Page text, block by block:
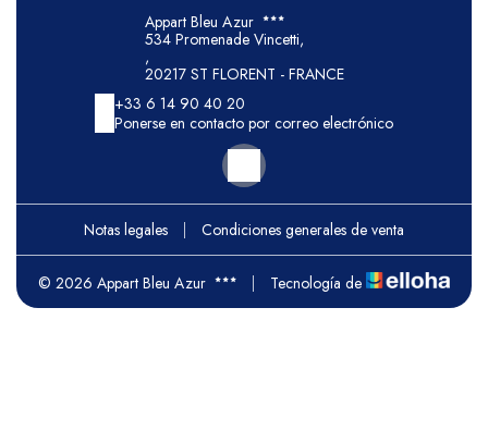
Appart Bleu Azur
534 Promenade Vincetti,
,
20217 ST FLORENT - FRANCE
+33 6 14 90 40 20
Ponerse en contacto por correo electrónico
Notas legales Condiciones generales de venta
© 2026 Appart Bleu Azur Tecnología de